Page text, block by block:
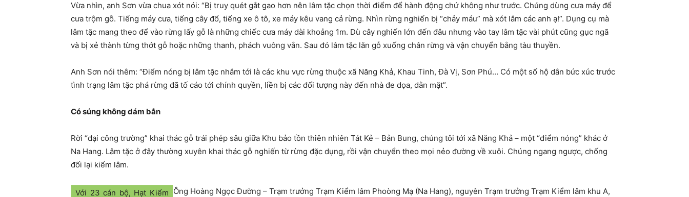
Vừa nhìn, anh Sơn vừa chua xót nói: “Bị truy quét gắt gao hơn nên lâm tặc chọn thời điểm để hành động chứ không như trước. Chúng dùng cưa máy để
cưa trộm gỗ. Tiếng máy cưa, tiếng cây đổ, tiếng xe ô tô, xe máy kêu vang cả rừng. Nhìn rừng nghiến bị “chảy máu” mà xót lắm các anh ạ!”. Dụng cụ mà
lâm tặc mang theo để vào rừng lấy gỗ là những chiếc cưa máy dài khoảng 1m. Dù cây nghiến lớn đến đâu nhưng vào tay lâm tặc vài phút cũng gục ngã
và bị xẻ thành từng thớt gỗ hoặc những thanh, phách vuông vắn. Sau đó lâm tặc lăn gỗ xuống chân rừng và vận chuyển bằng tàu thuyền.
Anh Sơn nói thêm: “Điểm nóng bị lâm tặc nhắm tới là các khu vực rừng thuộc xã Năng Khả, Khau Tinh, Đà Vị, Sơn Phú… Có một số hộ dân bức xúc trước
tình trạng lâm tặc phá rừng đã tố cáo tới chính quyền, liền bị các đối tượng này đến nhà đe dọa, dằn mặt”.
Có súng không dám bắn
Rời “đại công trường” khai thác gỗ trái phép sâu giữa Khu bảo tồn thiên nhiên Tát Kẻ – Bản Bung, chúng tôi tới xã Năng Khả – một “điểm nóng” khác ở
Na Hang. Lâm tặc ở đây thường xuyên khai thác gỗ nghiến từ rừng đặc dụng, rồi vận chuyển theo mọi nẻo đường về xuôi. Chúng ngang ngược, chống
đối lại kiểm lâm.
Với 23 cán bộ, Hạt Kiểm Ông Hoàng Ngọc Đường – Trạm trưởng Trạm Kiểm lâm Phoòng Mạ (Na Hang), nguyên Trạm trưởng Trạm Kiểm lâm khu A,